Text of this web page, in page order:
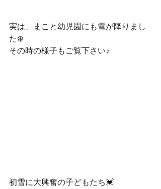
実は、まこと幼児園にも雪が降りまし
た❄️
その時の様子もご覧下さい♪
初雪に大興奮の子どもたち💓